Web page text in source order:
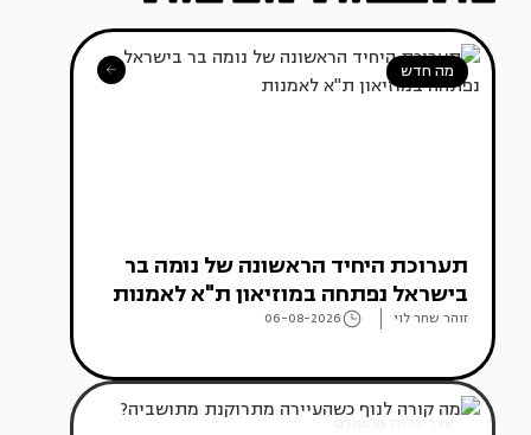
מה חדש
תערוכת היחיד הראשונה של נומה בר
בישראל נפתחה במוזיאון ת"א לאמנות
זוהר שחר לוי 06-08-2026
אדריכלות מהעולם